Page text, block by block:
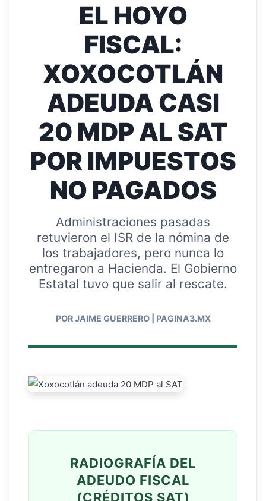
EL HOYO
FISCAL:
XOXOCOTLÁN
ADEUDA CASI
20 MDP AL SAT
POR IMPUESTOS
NO PAGADOS
Administraciones pasadas
retuvieron el ISR de la nómina de
los trabajadores, pero nunca lo
entregaron a Hacienda. El Gobierno
Estatal tuvo que salir al rescate.
POR JAIME GUERRERO | PAGINA3.MX
RADIOGRAFÍA DEL
ADEUDO FISCAL
(CRÉDITOS SAT)